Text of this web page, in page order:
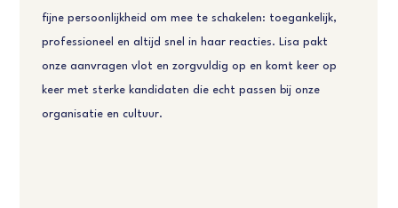
fijne persoonlijkheid om mee te schakelen: toegankelijk,
professioneel en altijd snel in haar reacties. Lisa pakt
onze aanvragen vlot en zorgvuldig op en komt keer op
keer met sterke kandidaten die echt passen bij onze
organisatie en cultuur.